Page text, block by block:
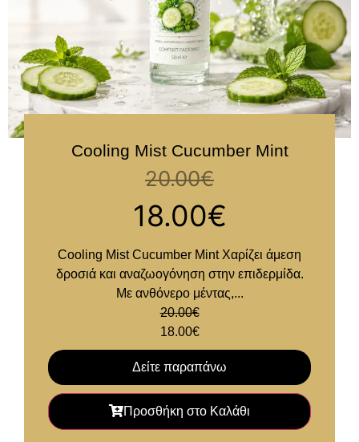
Cooling Mist Cucumber Mint
20.00€
18.00€
Cooling Mist Cucumber Mint Χαρίζει άμεση
δροσιά και αναζωογόνηση στην επιδερμίδα.
Με ανθόνερο μέντας,...
20.00€
18.00€
Δείτε παραπάνω
Προσθήκη στο Καλάθι